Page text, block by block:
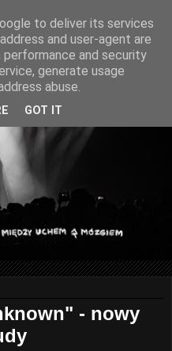
- nowy
to deliver its services
and user-agent are
and security
generate usage
abuse.
GOT IT